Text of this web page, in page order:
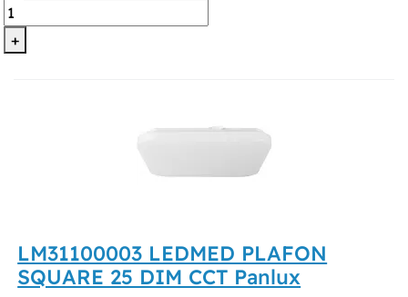
+
LM31100003 LEDMED PLAFON
SQUARE 25 DIM CCT Panlux